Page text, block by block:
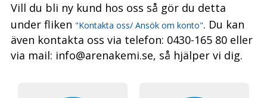
Vill du bli ny kund hos oss så gör du detta
under fliken "Kontakta oss/ Ansök om konto". Du kan
även kontakta oss via telefon: 0430-165 80 eller
via mail: info@arenakemi.se, så hjälper vi dig.